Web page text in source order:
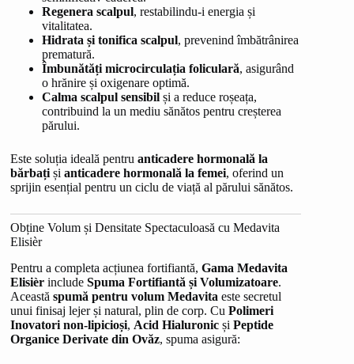
Regenera scalpul, restabilindu-i energia și
vitalitatea.
Hidrata și tonifica scalpul, prevenind îmbătrânirea
prematură.
Îmbunătăți microcirculația foliculară, asigurând
o hrănire și oxigenare optimă.
Calma scalpul sensibil și a reduce roșeața,
contribuind la un mediu sănătos pentru creșterea
părului.
Este soluția ideală pentruanticadere hormonală la
bărbați șianticadere hormonală la femei, oferind un
sprijin esențial pentru un ciclu de viață al părului sănătos.
Obține Volum și Densitate Spectaculoasă cu Medavita
Elisièr
Pentru a completa acțiunea fortifiantă,Gama Medavita
Elisièr includeSpuma Fortifiantă și Volumizatoare.
Aceastăspumă pentru volum Medavita este secretul
unui finisaj lejer și natural, plin de corp. CuPolimeri
Inovatori non-lipicioși, Acid Hialuronic șiPeptide
Organice Derivate din Ovăz, spuma asigură: